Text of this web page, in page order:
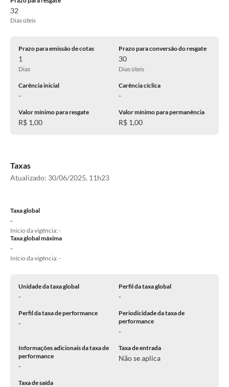
32
Dias úteis
Prazo para emissão de cotas
1
Dias
Prazo para conversão do resgate
30
Dias úteis
Carência inicial
-
Carência cíclica
-
Valor mínimo para resgate
R$ 1,00
Valor mínimo para permanência
R$ 1,00
Taxas
Atualizado: 30/06/2025, 11h23
Taxa global
-
Inicio da vigência: -
Taxa global máxima
-
Início da vigência: -
Unidade da taxa global
-
Perfil da taxa global
-
Perfil da taxa de performance
-
Periodicidade da taxa de
performance
-
Informações adicionais da taxa de
performance
-
Taxa de entrada
Não se aplica
Taxa de saída